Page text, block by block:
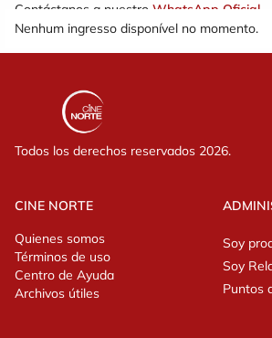
Contáctanos a nuestro WhatsApp Oficial
Nenhum ingresso disponível no momento.
Todos los derechos reservados 2026.
CINE NORTE
Quienes somos
Términos de uso
Centro de Ayuda
Archivos útiles
Soy
Soy
Puntos